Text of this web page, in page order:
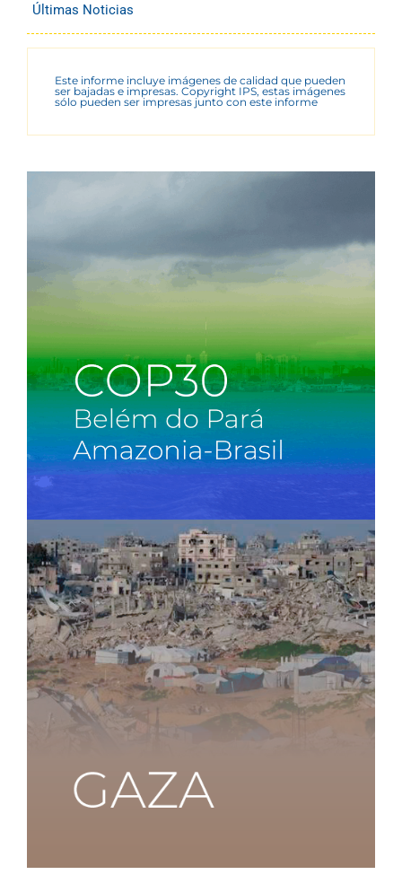
Últimas Noticias
Este informe incluye imágenes de calidad que pueden
ser bajadas e impresas. Copyright IPS, estas imágenes
sólo pueden ser impresas junto con este informe